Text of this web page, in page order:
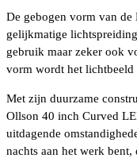
De gebogen vorm van de
gelijkmatige
gebruik maar zeker ook
vorm wordt het lichtbeeld
Met zijn duurzame
Ollson 40 inch Curved
uitdagende
nachts aan het werk